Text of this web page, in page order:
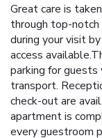
Great care is
through top-notch
during your visit
access
parking for
transport.
check-out are
apartment is
every guestroom